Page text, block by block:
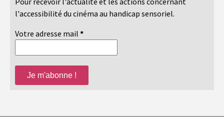
l'accessibilité du cinéma au handicap sensoriel.
Votre adresse mail *